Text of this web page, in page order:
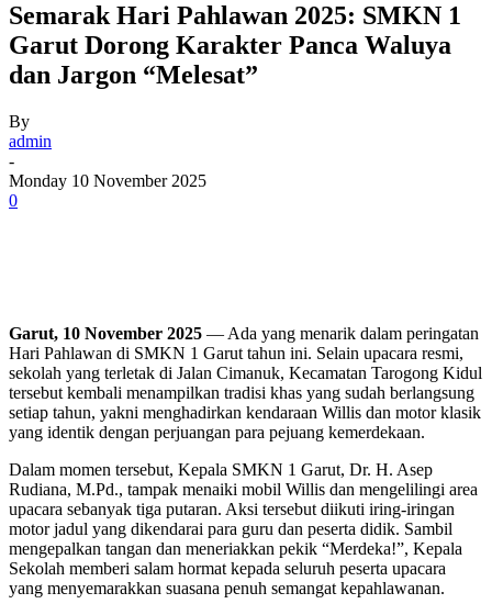
Semarak Hari Pahlawan 2025: SMKN 1
Garut Dorong Karakter Panca Waluya
dan Jargon “Melesat”
By
admin
-
Monday 10 November 2025
0
Garut, 10 November 2025 — Ada yang menarik dalam peringatan
Hari Pahlawan di SMKN 1 Garut tahun ini. Selain upacara resmi,
sekolah yang terletak di Jalan Cimanuk, Kecamatan Tarogong Kidul
tersebut kembali menampilkan tradisi khas yang sudah berlangsung
setiap tahun, yakni menghadirkan kendaraan Willis dan motor klasik
yang identik dengan perjuangan para pejuang kemerdekaan.
Dalam momen tersebut, Kepala SMKN 1 Garut, Dr. H. Asep
Rudiana, M.Pd., tampak menaiki mobil Willis dan mengelilingi area
upacara sebanyak tiga putaran. Aksi tersebut diikuti iring-iringan
motor jadul yang dikendarai para guru dan peserta didik. Sambil
mengepalkan tangan dan meneriakkan pekik “Merdeka!”, Kepala
Sekolah memberi salam hormat kepada seluruh peserta upacara
yang menyemarakkan suasana penuh semangat kepahlawanan.